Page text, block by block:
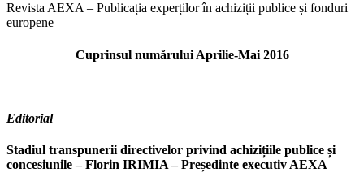
Revista AEXA – Publicația experților în achiziții publice și fonduri
europene
Cuprinsul numărului Aprilie-Mai 2016
Editorial
Stadiul transpunerii directivelor privind achizițiile publice și
concesiunile – Florin IRIMIA – Președinte executiv AEXA